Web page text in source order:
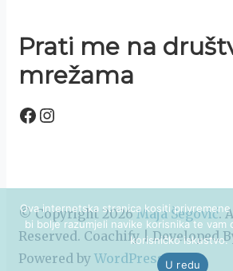
Prati me na
mrežama
Facebook
Instagram
© Copyright 2026Maja Šegović.
Reserved. Coachify | Developed
Powered by WordPress.
Ova internetska stranica kositi
bi bolje razumjeli navike korisnika te vam
korisničko iskustvo.
U redu